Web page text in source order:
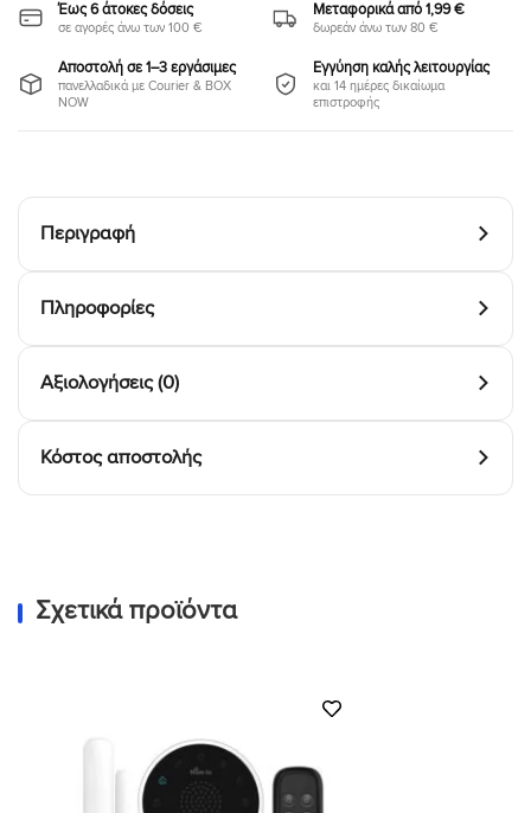
Έως 6 άτοκες δόσεις
σε αγορές άνω των 100 €
Μεταφορικά από 1,99 €
δωρεάν άνω των 80 €
Αποστολή σε 1–3 εργάσιμες
πανελλαδικά με Courier & BOX
NOW
Εγγύηση καλής λειτουργίας
και 14 ημέρες δικαίωμα
επιστροφής
Περιγραφή
Πληροφορίες
Αξιολογήσεις (0)
Κόστος αποστολής
Σχετικά προϊόντα
Επιθυμιών